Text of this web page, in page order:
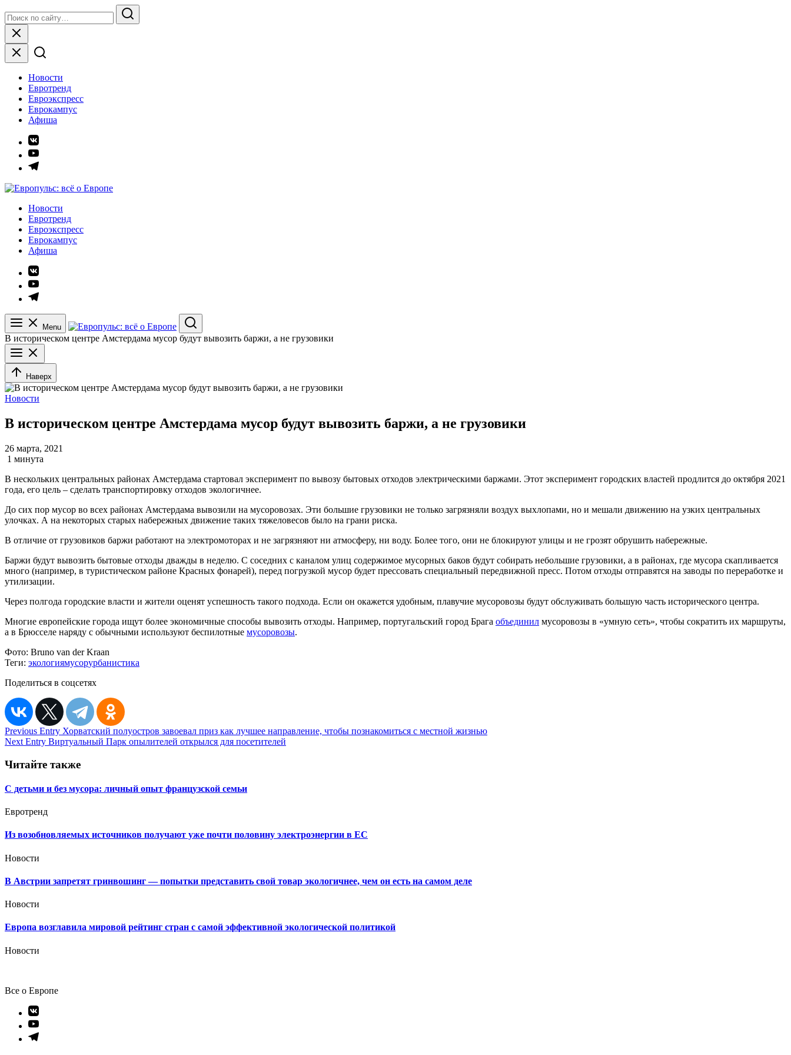
to
content
for:
Search
Close
Новости
Евротренд
Евроэкспресс
Еврокампус
Афиша
Элемент
меню
Элемент
меню
Элемент
Европульс: всё о Европе
Новости
Евротренд
Евроэкспресс
Еврокампус
Афиша
Элемент
меню
Элемент
меню
Элемент
Menu
Search
В историческом центре Амстердама мусор будут вывозить баржи, а не грузовики
Наверх
Новости
В историческом центре Амстердама мусор будут вывозить баржи, а не грузовики
26 марта, 2021
1 минута
В нескольких центральных районах Амстердама стартовал эксперимент по вывозу бытовых отходов электрическими баржами. Этот эксперимент городских властей продлится до октября 2021
года, его цель – сделать транспортировку отходов экологичнее.
До сих пор мусор во всех районах Амстердама вывозили на мусоровозах. Эти большие грузовики не только загрязняли воздух выхлопами, но и мешали движению на узких центральных
улочках. А на некоторых старых набережных движение таких тяжеловесов было на грани риска.
В отличие от грузовиков баржи работают на электромоторах и не загрязняют ни атмосферу, ни воду. Более того, они не блокируют улицы и не грозят обрушить набережные.
Баржи будут вывозить бытовые отходы дважды в неделю. С соседних с каналом улиц содержимое мусорных баков будут собирать небольшие грузовики, а в районах, где мусора скапливается
много (например, в туристическом районе Красных фонарей), перед погрузкой мусор будет прессовать специальный передвижной пресс. Потом отходы отправятся на заводы по переработке и
утилизации.
Через полгода городские власти и жители оценят успешность такого подхода. Если он окажется удобным, плавучие мусоровозы будут обслуживать большую часть исторического центра.
Многие европейские города ищут более экономичные способы вывозить отходы. Например, португальский город Брага объединил мусоровозы в «умную сеть», чтобы сократить их маршруты,
а в Брюсселе наряду с обычными используют беспилотные мусоровозы.
Фото: Bruno van der Kraan
Теги: экологиямусорурбанистика
Поделиться в соцсетях
Навигация
по
записям
Previous Entry Хорватский полуостров завоевал приз как лучшее направление, чтобы познакомиться с местной жизнью
Next Entry Виртуальный Парк опылителей открылся для посетителей
Читайте также
С детьми и без мусора: личный опыт французской семьи
Евротренд
Из возобновляемых источников получают уже почти половину электроэнергии в ЕС
Новости
В Австрии запретят гринвошинг — попытки представить свой товар экологичнее, чем он есть на самом деле
Новости
Европа возглавила мировой рейтинг стран с самой эффективной экологической политикой
Новости
Все о Европе
Элемент
меню
Элемент
меню
Элемент